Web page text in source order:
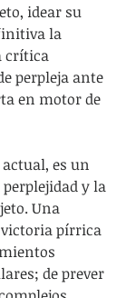
idear su
la
crítica
perpleja ante
en motor de
es un
y la
Una
victoria pírrica
de prever